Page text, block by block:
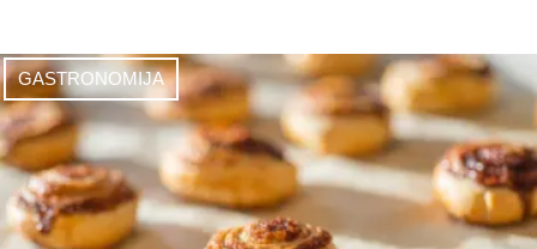
GASTRONOMIJA